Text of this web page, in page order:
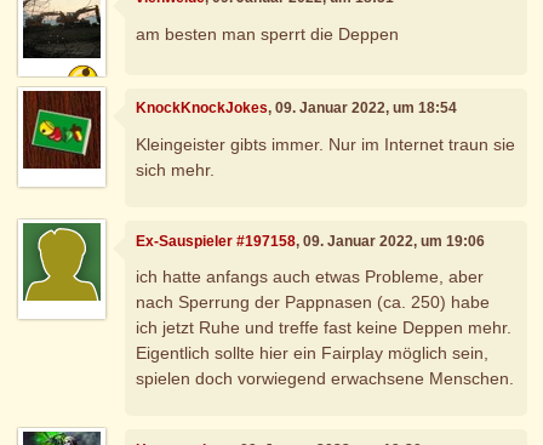
am besten man sperrt die Deppen
KnockKnockJokes, 09. Januar 2022, um 18:54
Kleingeister gibts immer. Nur im Internet traun sie
sich mehr.
Ex-Sauspieler #197158, 09. Januar 2022, um 19:06
ich hatte anfangs auch etwas Probleme, aber
nach Sperrung der Pappnasen (ca. 250) habe
ich jetzt Ruhe und treffe fast keine Deppen mehr.
Eigentlich sollte hier ein Fairplay möglich sein,
spielen doch vorwiegend erwachsene Menschen.